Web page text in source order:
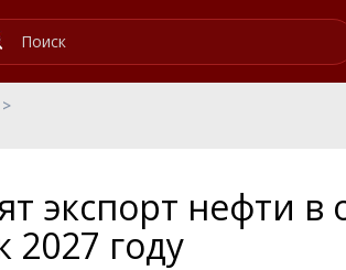
экспорт нефти в
2027 году